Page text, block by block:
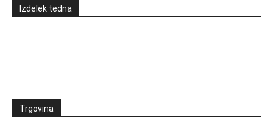
Izdelek tedna
Trgovina